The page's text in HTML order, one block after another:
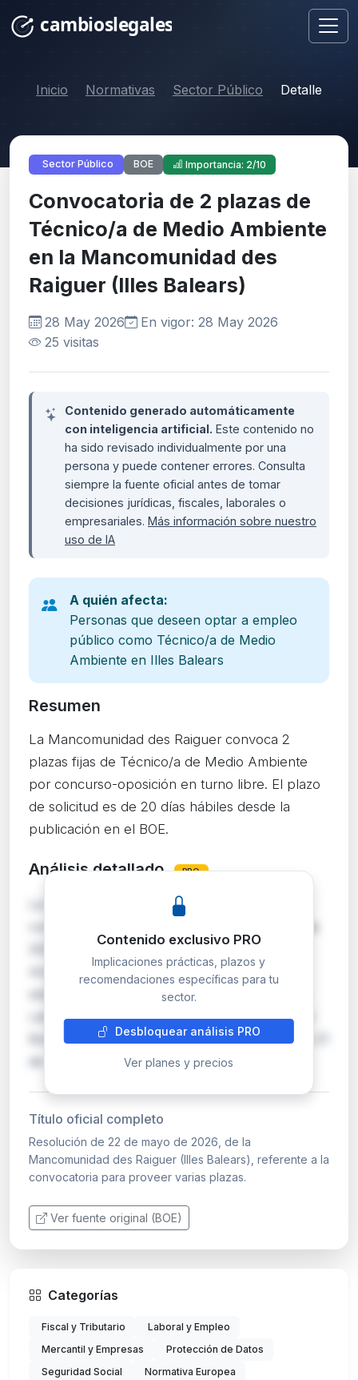
Inicio Normativas Sector Público Detalle
Sector Público BOE Importancia: 2/10
Convocatoria de 2 plazas de
Técnico/a de Medio Ambiente
en la Mancomunidad des
Raiguer (Illes Balears)
28 May 2026
En vigor: 28 May 2026
25 visitas
Contenido generado automáticamente
con inteligencia artificial. Este contenido no
ha sido revisado individualmente por una
persona y puede contener errores. Consulta
siempre la fuente oficial antes de tomar
decisiones jurídicas, fiscales, laborales o
empresariales. Más información sobre nuestro
uso de IA
A quién afecta:
Personas que deseen optar a empleo
público como Técnico/a de Medio
Ambiente en Illes Balears
Resumen
La Mancomunidad des Raiguer convoca 2
plazas fijas de Técnico/a de Medio Ambiente
por concurso-oposición en turno libre. El plazo
de solicitud es de 20 días hábiles desde la
publicación en el BOE.
Análisis detallado PRO
La Mancomunidad des Raiguer (Illes Balears)
2026 dos plazas de Técnico/a de Medio
Ambiente como personal laboral fijo, por el
sistema de concurso-oposición en turno libre.
Las bases reguladoras fueron publicadas en el
Boletín Oficial de Islas Baleares número 64, de 21
de may…
Contenido exclusivo PRO
Implicaciones prácticas, plazos y
recomendaciones específicas para tu
sector.
Desbloquear análisis PRO
Ver planes y precios
Título oficial completo
Resolución de 22 de mayo de 2026, de la
Mancomunidad des Raiguer (Illes Balears), referente a la
convocatoria para proveer varias plazas.
Ver fuente original (BOE)
Categorías
Fiscal y Tributario
Laboral y Empleo
Mercantil y Empresas
Protección de Datos
Seguridad Social
Normativa Europea